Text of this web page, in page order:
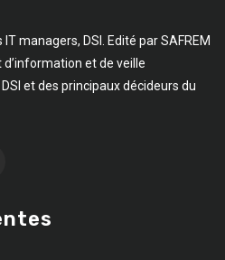
managers, DSI. Edité par SAFREM
d’information et de veille
et des principaux décideurs du